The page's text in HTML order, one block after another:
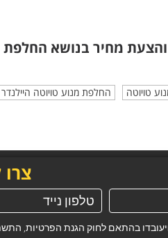
והצעת מחיר בנושא החלפת
טויוטה החלפת מנוע טויוטה היילנדר
הגנת הפרטיות, התשמ"א–1981 (כולל תיקון 13),